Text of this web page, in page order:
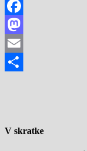
Facebook
Mastodon
Email
V skratke